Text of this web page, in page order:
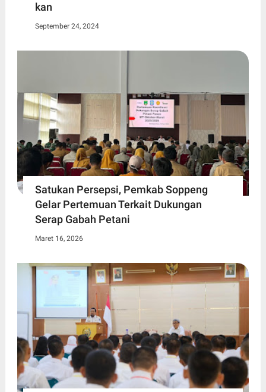
kan
September 24, 2024
Satukan Persepsi, Pemkab Soppeng
Gelar Pertemuan Terkait Dukungan
Serap Gabah Petani
Maret 16, 2026